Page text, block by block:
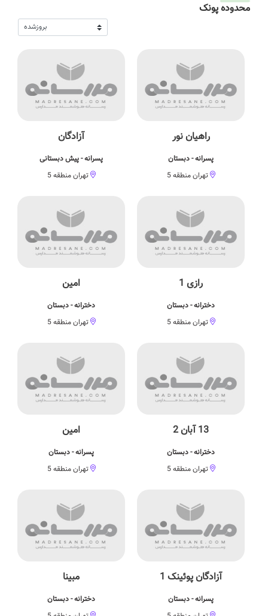
محدوده پونک
راهیان نور
پسرانه - دبستان
تهران منطقه 5
آزادگان
پسرانه - پیش دبستانی
تهران منطقه 5
رازی 1
دخترانه - دبستان
تهران منطقه 5
امین
دخترانه - دبستان
تهران منطقه 5
13 آبان 2
دخترانه - دبستان
تهران منطقه 5
امین
پسرانه - دبستان
تهران منطقه 5
آزادگان پوئینک 1
پسرانه - دبستان
مبینا
دخترانه - دبستان